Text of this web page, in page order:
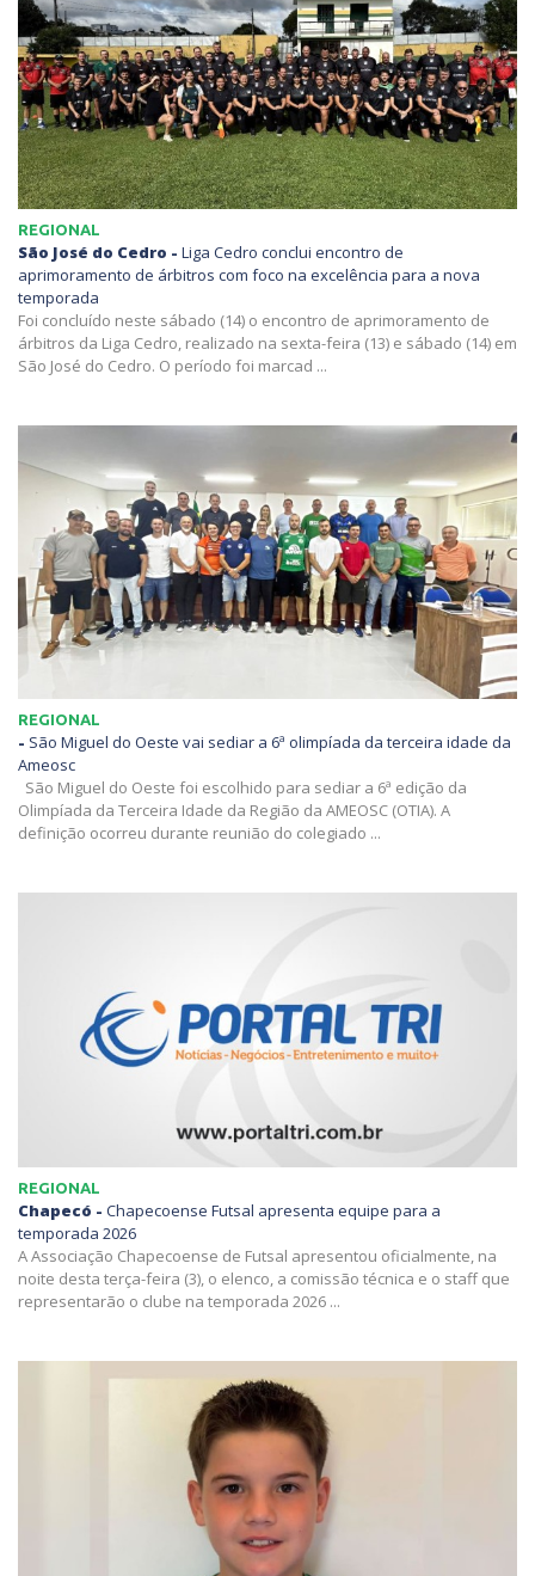
REGIONAL
São José do Cedro - Liga Cedro conclui encontro de
aprimoramento de árbitros com foco na excelência para a nova
temporada
Foi concluído neste sábado (14) o encontro de aprimoramento de
árbitros da Liga Cedro, realizado na sexta-feira (13) e sábado (14) em
São José do Cedro. O período foi marcad ...
REGIONAL
- São Miguel do Oeste vai sediar a 6ª olimpíada da terceira idade da
Ameosc
São Miguel do Oeste foi escolhido para sediar a 6ª edição da
Olimpíada da Terceira Idade da Região da AMEOSC (OTIA). A
definição ocorreu durante reunião do colegiado ...
REGIONAL
Chapecó - Chapecoense Futsal apresenta equipe para a
temporada 2026
A Associação Chapecoense de Futsal apresentou oficialmente, na
noite desta terça-feira (3), o elenco, a comissão técnica e o staff que
representarão o clube na temporada 2026 ...